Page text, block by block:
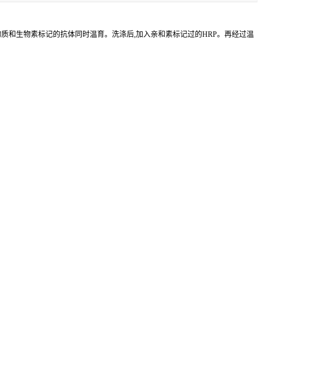
和生物素标记的抗体同时温育。洗涤后,加入亲和素标记过的HRP。再经过温